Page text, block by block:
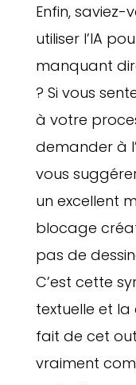
Enfin, saviez-
utiliser l’IA
manquant
? Si vous
à votre
demander à
vous
un excellent
blocage
pas de
C’est cette
textuelle et
fait de cet
vraiment